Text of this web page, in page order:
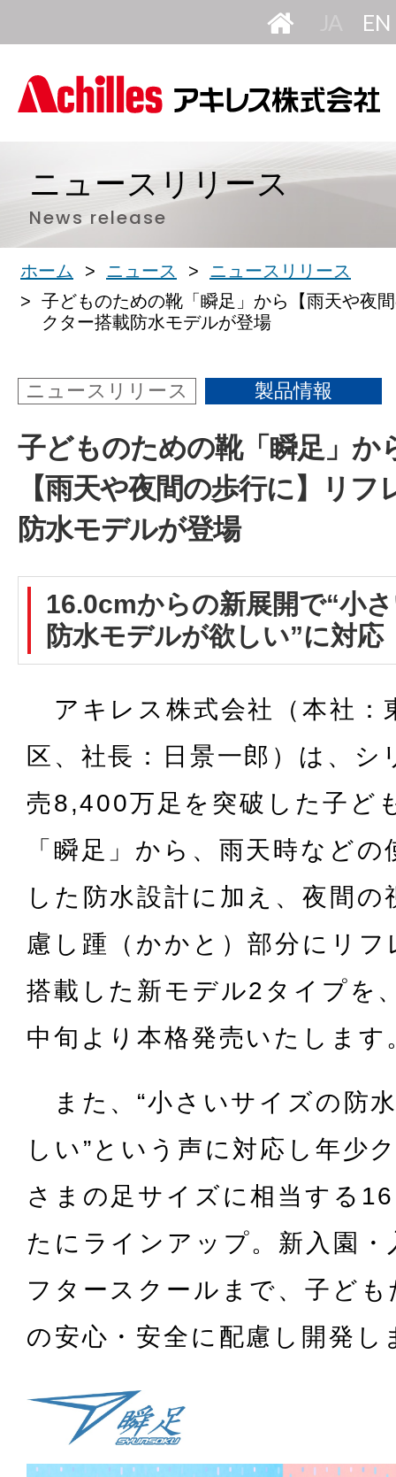
本
語
ニュースリリース
News release
ホーム ニュース
ニュースリリース
子どものための靴「瞬足」から【雨天や夜
クター搭載防水モデルが登場
子どものための靴「瞬足」か
【雨天や夜間の歩行に】リフ
防水モデルが登場
ニュースリリース 製品情報
16.0cmからの新展開で“小
防水モデルが欲しい”に対応
アキレス株式会社（本社：
区、社長：日景一郎）は、シ
売8,400万足を突破した子ど
「瞬足」から、雨天時など
した防水設計に加え、夜間の
慮し踵（かかと）部分にリ
搭載した新モデル2タイプを
中旬より本格発売いたします
また、“小さいサイズの防
しい”という声に対応し年少
さまの足サイズに相当する
たにラインアップ。新入園・
フタースクールまで、子ど
の安心・安全に配慮し開発し